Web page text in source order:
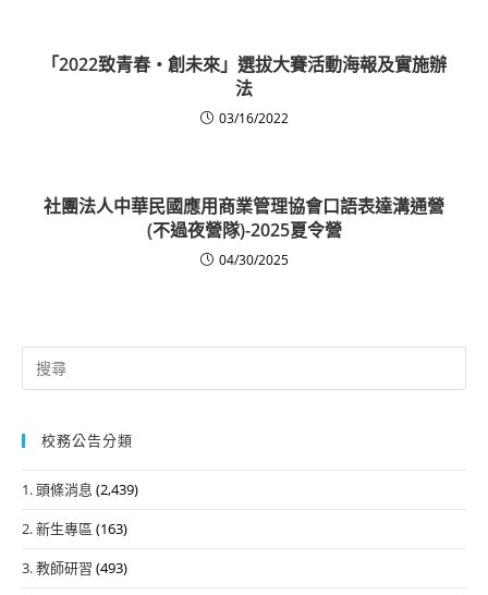
「2022致青春‧創未來」選拔大賽活動海報及實施辦
法
03/16/2022
社團法人中華民國應用商業管理協會口語表達溝通營
(不過夜營隊)-2025夏令營
04/30/2025
Search
for:
校務公告分類
1. 頭條消息 (2,439)
2. 新生專區 (163)
3. 教師研習 (493)